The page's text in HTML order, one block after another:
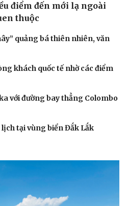
điểm đến mới lạ ngoài
thuộc
quảng bá thiên nhiên, văn
khách quốc tế nhờ các điểm
với đường bay thẳng Colombo
tại vùng biển Đắk Lắk